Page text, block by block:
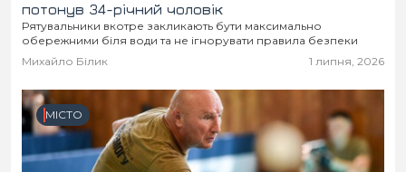
потонув 34-річний чоловік
Рятувальники вкотре закликають бути максимально
обережними біля води та не ігнорувати правила безпеки
Михайло Білик
1 липня, 2026
МІСТО